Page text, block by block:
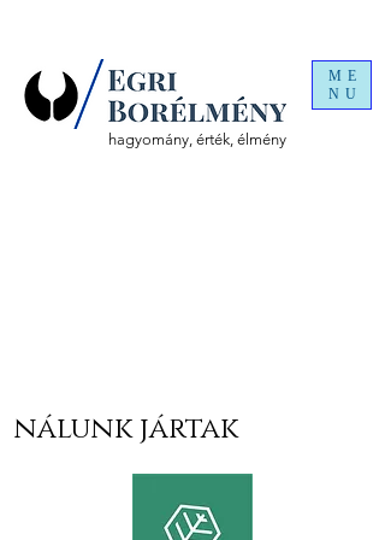
hagyomány, érték, élmény
ME
NU
nálunk jártak